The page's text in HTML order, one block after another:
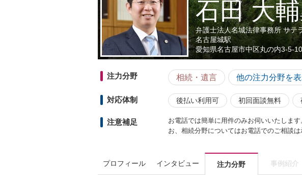
石田 大輔
弁護士法人名城法律事務所 サテ
名古屋城駅
愛知県名古屋市中区丸の内3-5-
注力分野 相続・遺言 他の注力分野を
対応体制 後払い利用可 初回面談無料
注意補足
お電話では簡単に用件のみお伺いいたしま
お、相続分野についてはお電話でのご相談
プロフィール インタビュー 注力分野 事例紹介